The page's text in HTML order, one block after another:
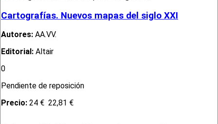
Cartografías. Nuevos mapas del siglo XXI
Autores: AA.VV.
Editorial: Altair
0
Pendiente de reposición
Precio: 24 € 22,81 €